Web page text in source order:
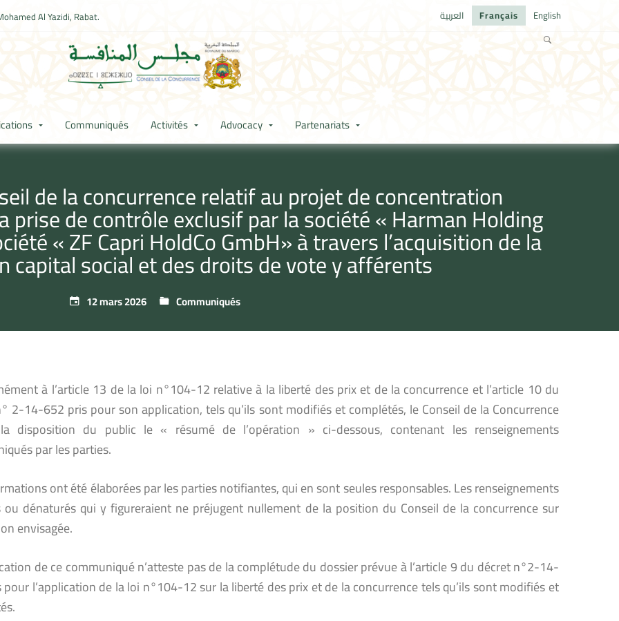
Al Yazidi, Rabat. العربية Français English
Communiqués Activités Advocacy Partenariats
de la concurrence relatif au projet de concentration
prise de contrôle exclusif par la société « Harman Holding
« ZF Capri HoldCo GmbH» à travers l’acquisition de la
capital social et des droits de vote y afférents
12 mars 2026 Communiqués
à l’article 13 de la loi n°104-12 relative à la liberté des prix et de la concurrence et l’article 10 du
2-14-652 pris pour son application, tels qu’ils sont modifiés et complétés, le Conseil de la Concurrence
disposition du public le « résumé de l’opération » ci-dessous, contenant les renseignements
par les parties.
ont été élaborées par les parties notifiantes, qui en sont seules responsables. Les renseignements
ou dénaturés qui y figureraient ne préjugent nullement de la position du Conseil de la concurrence sur
envisagée.
de ce communiqué n’atteste pas de la complétude du dossier prévue à l’article 9 du décret n°2-14-
l’application de la loi n°104-12 sur la liberté des prix et de la concurrence tels qu’ils sont modifiés et